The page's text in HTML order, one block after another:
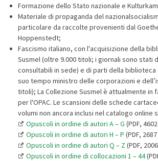
Formazione dello Stato nazionale e
Materiale di propaganda del
particolare da raccolte provenienti dal
Hoppenstedt;
Fascismo italiano, con l'acquisizione della
Susmel (oltre 9.000 titoli; i giornali sono stati
consultabili in sede) e di parti della biblioteca
suo tempo ministro delle corporazioni e
titoli); La Collezione Susmel è attualmente in
per l'OPAC. Le scansioni delle schede
volumi non ancora inclusi nel catalogo online
Opuscoli in ordine di autori A – G(PDF,
Opuscoli in ordine di autori H – P (PDF,
Opuscoli in ordine di autori Q – Z (PDF,
Opuscoli in ordine di collocazioni 1 – 44